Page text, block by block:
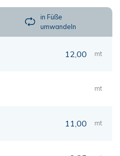
in Füße
umwandeln
12,00 mt
mt
11,00 mt